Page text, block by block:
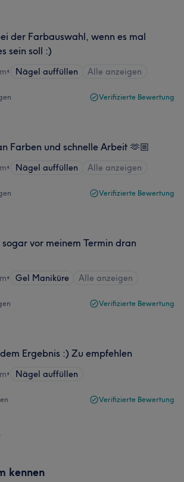
der Farbauswahl, wenn es mal
sein soll :)
• Nägel auffüllen Alle anzeigen
Verifizierte Bewertung
Farben und schnelle Arbeit 🫶🏼
• Nägel auffüllen Alle anzeigen
Verifizierte Bewertung
vor meinem Termin dran
• Gel Maniküre Alle anzeigen
Verifizierte Bewertung
Ergebnis :) Zu empfehlen
• Nägel auffüllen
Verifizierte Bewertung
kennen